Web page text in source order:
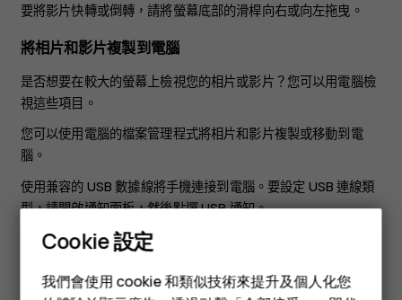
智慧型手機
要將影片快轉或倒轉，請將螢幕底部的滑桿向右或向左拖曳。
將相片和影片複製到電腦
是否想要在較大的螢幕上檢視您的相片或影片？您可以用電腦檢
視這些項目。
您可以使用電腦的檔案管理程式將相片和影片複製或移動到電
腦。
使用兼容的 USB 數據線將手機連接到電腦。要設定 USB 連線類
型，請開啟通知面板，然後點選 USB 通知。
分享相片和影片
您可以快速、輕鬆地和朋友及家人分享您拍攝的相片和影片。
Cookie 設定
我們會使用 cookie 和類似技術來提升及個人化您